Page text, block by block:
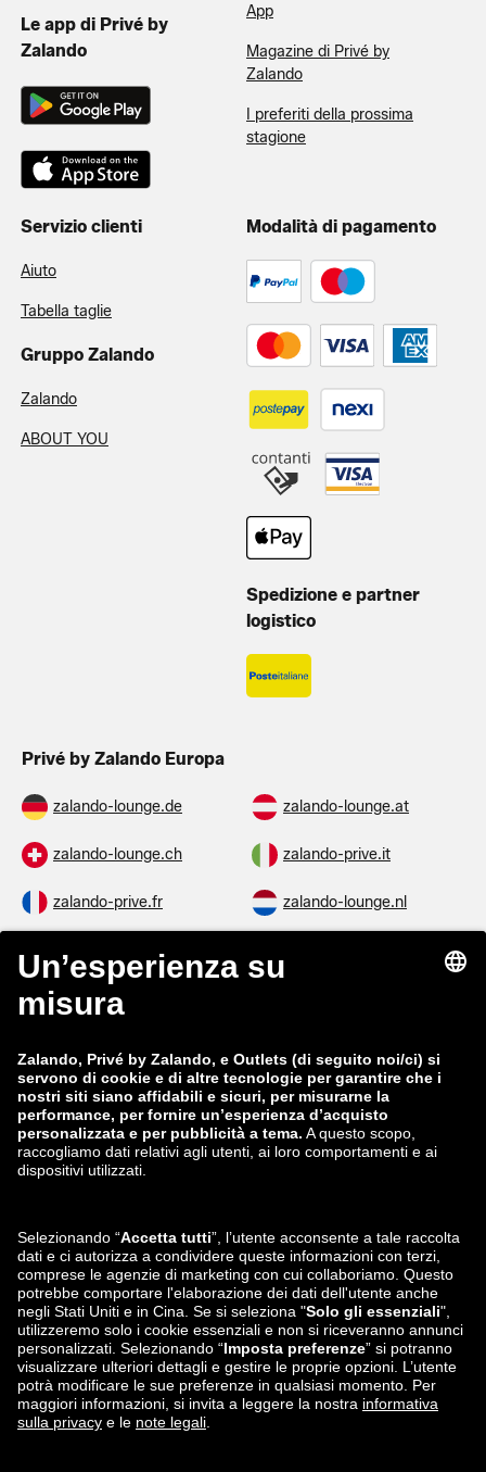
Le app di Privé by
Zalando
App
Magazine di Privé by
Zalando
I preferiti della prossima
stagione
Servizio clienti
Aiuto
Tabella taglie
Gruppo Zalando
Zalando
ABOUT YOU
Modalità di pagamento
Spedizione e partner
logistico
Privé by Zalando Europa
zalando-lounge.de zalando-lounge.at
zalando-lounge.ch zalando-prive.it
zalando-prive.fr zalando-lounge.nl
zalando-lounge.be
zalando-lounge.fi
zalando-prive.es zalando-lounge.cz
zalando-lounge.lt zalando-lounge.sk
zalando-lounge.si zalando-lounge.hu
zalando-lounge.lu zalando-lounge.ee
zalando-lounge.lv zalando-lounge.no
Seguici su